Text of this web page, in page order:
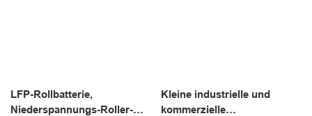
LFP-Rollbatterie,
Niederspannungs-Roller-
Kleine industrielle und
kommerzielle